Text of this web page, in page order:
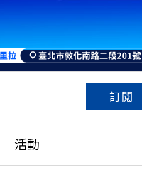
訂閱
活動
特色頻